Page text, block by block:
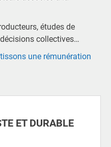
études de
collectives…
une rémunération
ET DURABLE